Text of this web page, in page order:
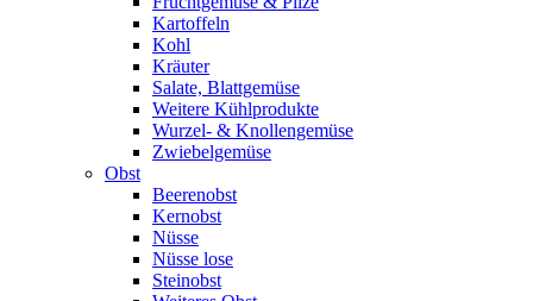
Kartoffeln
Kohl
Kräuter
Salate, Blattgemüse
Weitere Kühlprodukte
Wurzel- & Knollengemüse
Zwiebelgemüse
Obst
Beerenobst
Kernobst
Nüsse
Nüsse lose
Steinobst